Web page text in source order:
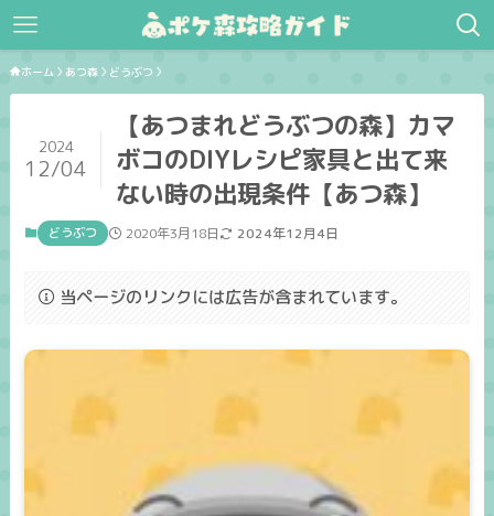
ホーム あつ森 どうぶつ
【あつまれどうぶつの森】カマ
ボコのDIYレシピ家具と出て来
ない時の出現条件【あつ森】
2024
12/04
どうぶつ 2020年3月18日 2024年12月4日
当ページのリンクには広告が含まれています。